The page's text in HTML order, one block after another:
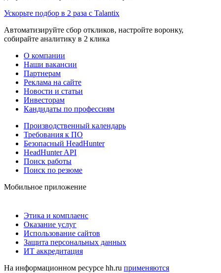
Ускорьте подбор в 2 раза с Talantix
Автоматизируйте сбор откликов, настройте воронку,
собирайте аналитику в 2 клика
О компании
Наши вакансии
Партнерам
Реклама на сайте
Новости и статьи
Инвесторам
Кандидаты по профессиям
Производственный календарь
Требования к ПО
Безопасный HeadHunter
HeadHunter API
Поиск работы
Поиск по резюме
Мобильное приложение
Этика и комплаенс
Оказание услуг
Использование сайтов
Защита персональных данных
ИТ аккредитация
На информационном ресурсе hh.ru применяются